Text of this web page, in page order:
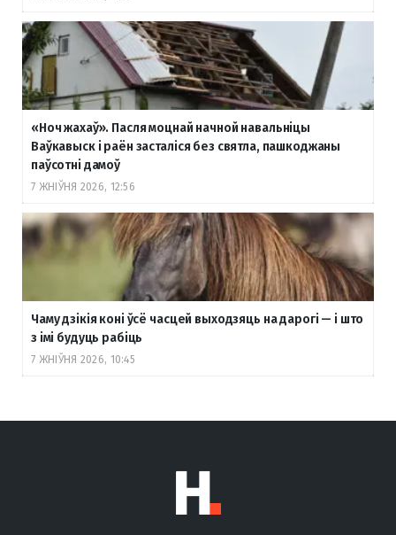
«Ноч жахаў». Пасля моцнай начной навальніцы
Ваўкавыск і раён засталіся без святла, пашкоджаны
паўсотні дамоў
7 ЖНІЎНЯ 2026, 12:56
Чаму дзікія коні ўсё часцей выходзяць на дарогі — і што
з імі будуць рабіць
7 ЖНІЎНЯ 2026, 10:45